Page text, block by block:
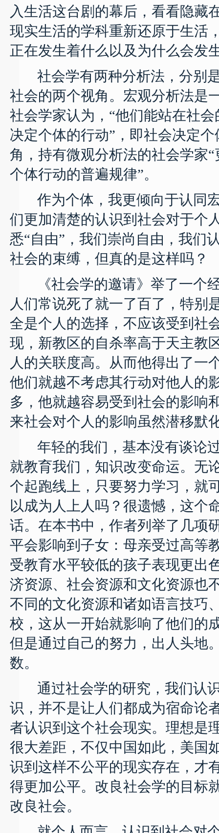
入生活这台剧的幕后，看看隐藏
现实生活的学科重新还原于生活
正在发生着什么以及为什么会发
社会学有两种分析法，分别是
社会的两个视角。宏观分析法是
社会学家认为，“他们能站在社
决定个体的行动”，即社会决定
角，持有微观分析法的社会学家
个体行动的普遍规律”。
作为个体，我更倾向于认同宏
们更加清楚的认识到社会对于个
悉“自由”，我们崇尚自由，我们
社会的束缚，但真的是这样吗？
《社会学的邀请》举了一个经
人们常说死了就一了百了，特别
全是个人的选择，不应该受到社
现，新教区的自杀率高于天主教
人的关联度高。从而他得出了一
他们就越不考虑其行动对他人的
多，他就越容易受到社会的影响
来社会对个人的影响虽然潜移默
年轻的我们，基本没有谈论过
就教育我们，知识改变命运。无
个起跑线上，只要努力学习，就
以成为人上人吗？很遗憾，这个
话。在本书中，作者列举了几项
平会影响到子女：母亲受过高等
受教育水平较低的孩子表现更出
济资源、社会资源和文化资源也
不同的文化资源和诸如语言技巧
校，这从一开始就影响了他们的
但是通过自己的努力，出人头地
数。
通过社会学的研究，我们认识
识，并不是让人们都成为宿命论
者认识到这个社会现实。理想是
很大差距，不仅中国如此，美国
识到这样不公平的现实存在，才
得更加公平。改良社会学的目标
改良社会。